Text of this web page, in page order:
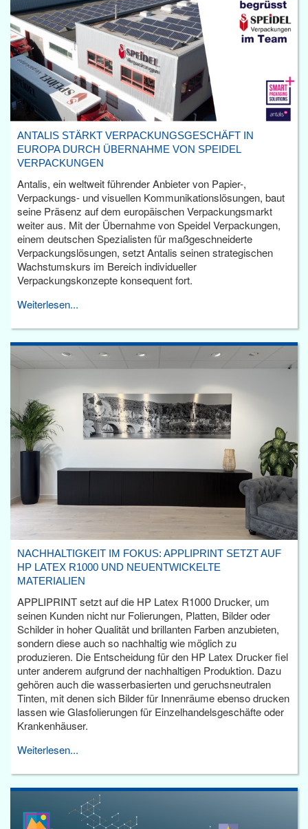
ANTALIS STÄRKT VERPACKUNGSGESCHÄFT IN
EUROPA DURCH ÜBERNAHME VON SPEIDEL
VERPACKUNGEN
Antalis, ein weltweit führender Anbieter von Papier-,
Verpackungs- und visuellen Kommunikationslösungen, baut
seine Präsenz auf dem europäischen Verpackungsmarkt
weiter aus. Mit der Übernahme von Speidel Verpackungen,
einem deutschen Spezialisten für maßgeschneiderte
Verpackungslösungen, setzt Antalis seinen strategischen
Wachstumskurs im Bereich individueller
Verpackungskonzepte konsequent fort.
Weiterlesen...
NACHHALTIGKEIT IM FOKUS: APPLIPRINT SETZT AUF
HP LATEX R1000 UND NEUENTWICKELTE
MATERIALIEN
APPLIPRINT setzt auf die HP Latex R1000 Drucker, um
seinen Kunden nicht nur Folierungen, Platten, Bilder oder
Schilder in hoher Qualität und brillanten Farben anzubieten,
sondern diese auch so nachhaltig wie möglich zu
produzieren. Die Entscheidung für den HP Latex Drucker fiel
unter anderem aufgrund der nachhaltigen Produktion. Dazu
gehören auch die wasserbasierten und geruchsneutralen
Tinten, mit denen sich Bilder für Innenräume ebenso drucken
lassen wie Glasfolierungen für Einzelhandelsgeschäfte oder
Krankenhäuser.
Weiterlesen...